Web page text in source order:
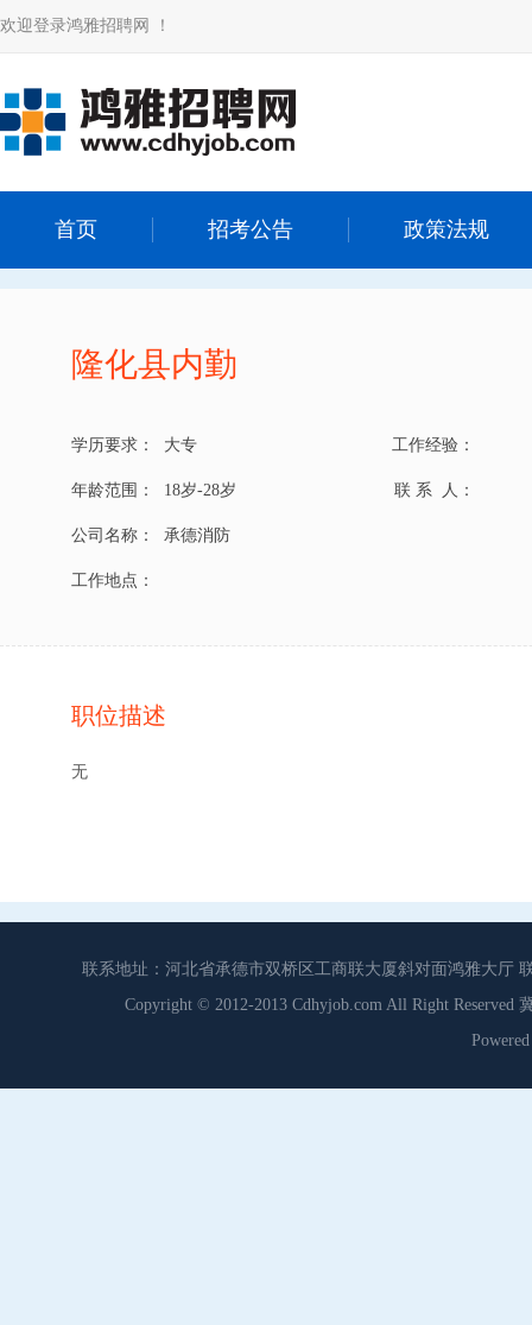
欢迎登录鸿雅招聘网 ！
首页 招考公告 政策法规
隆化县内勤
学历要求： 大专 工作经验：
年龄范围： 18岁-28岁 联 系 人：
公司名称： 承德消防
工作地点：
职位描述
无
联系地址：河北省承德市双桥区工商联大厦斜对面鸿雅大厅
Copyright © 2012-2013 Cdhyjob.com All Right Reserved